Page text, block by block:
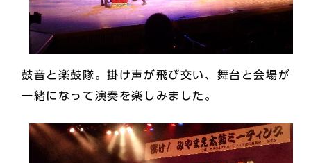
鼓音と楽鼓隊。掛け声が飛び交い、舞台と会場が
一緒になって演奏を楽しみました。